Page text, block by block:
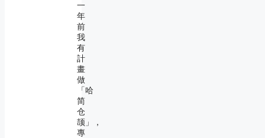
一
年
前
我
有
計
畫
做
「哈
简
仓
颉」，
專